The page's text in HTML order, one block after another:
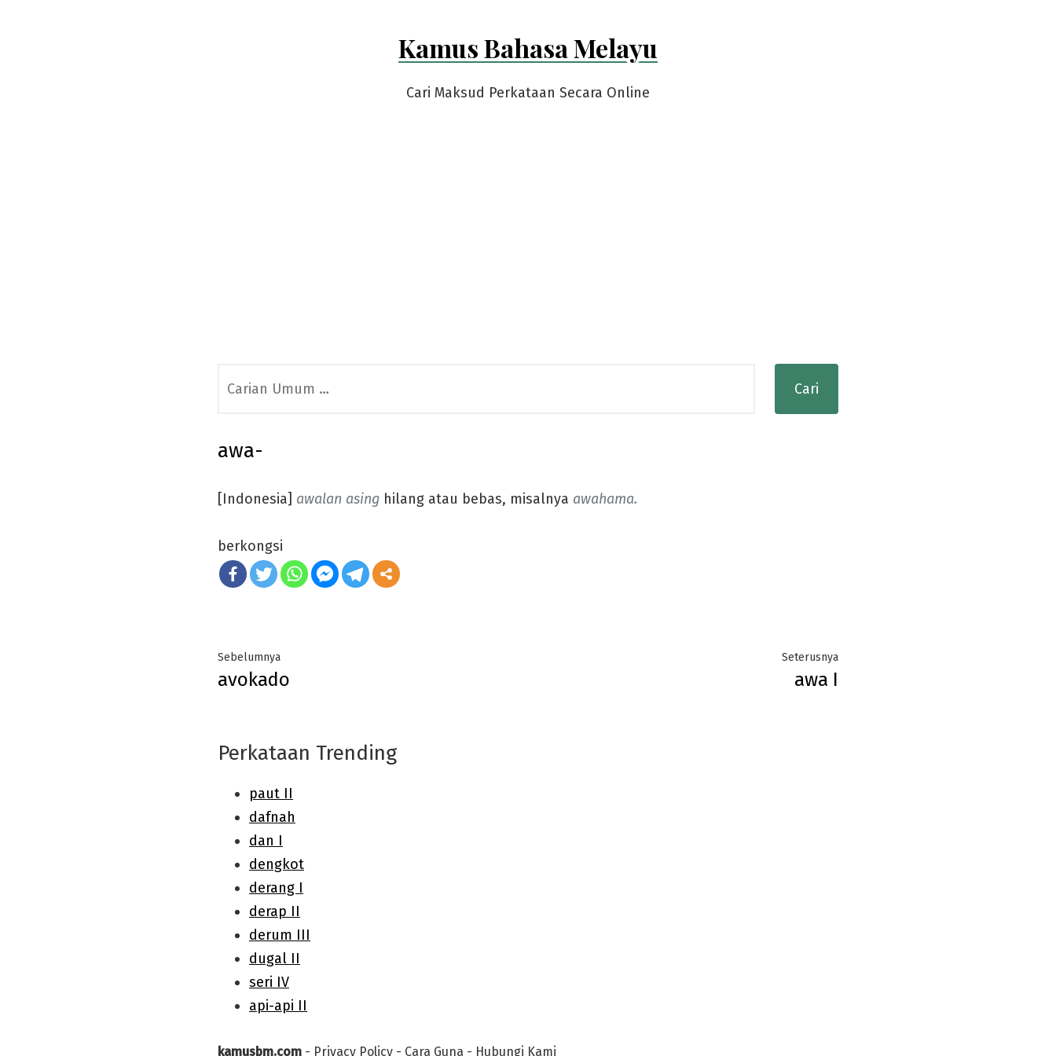
Kamus Bahasa Melayu
Cari Maksud Perkataan Secara Online
for:
awa-
[Indonesia] awalan asing hilang atau bebas, misalnya awahama.
berkongsi
Post
navigation
SebelumnyaPrevious
post:
avokado
SeterusnyaNext
awa I
Perkataan Trending
kamusbm.com - Privacy Policy - Cara Guna - Hubungi Kami